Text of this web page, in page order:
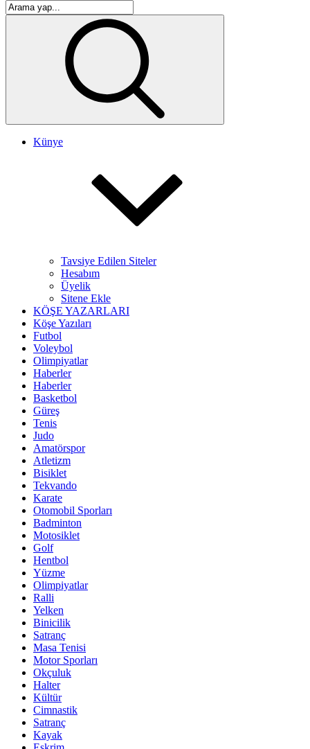
Künye
Tavsiye Edilen Siteler
Hesabım
Üyelik
Sitene Ekle
KÖŞE YAZARLARI
Köşe Yazıları
Futbol
Voleybol
Olimpiyatlar
Haberler
Haberler
Basketbol
Güreş
Tenis
Judo
Amatörspor
Atletizm
Bisiklet
Tekvando
Karate
Otomobil Sporları
Badminton
Motosiklet
Golf
Hentbol
Yüzme
Olimpiyatlar
Ralli
Yelken
Binicilik
Satranç
Masa Tenisi
Motor Sporları
Okçuluk
Halter
Kültür
Cimnastik
Satranç
Kayak